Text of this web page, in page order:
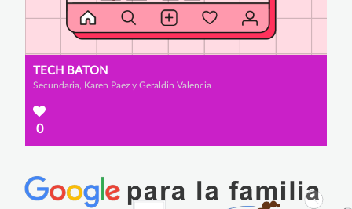
TECH BATON
Secundaria, Karen Paez y Geraldin Valencia
0